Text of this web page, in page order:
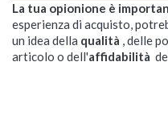
La tua opionione è
esperienza di acquisto,
un idea della qualità , delle
articolo o dell'affidabilità